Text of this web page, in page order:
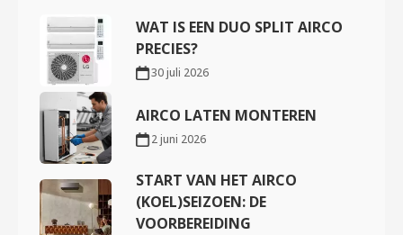
WAT IS EEN DUO SPLIT AIRCO
PRECIES?
30 juli 2026
AIRCO LATEN MONTEREN
2 juni 2026
START VAN HET AIRCO
(KOEL)SEIZOEN: DE
VOORBEREIDING